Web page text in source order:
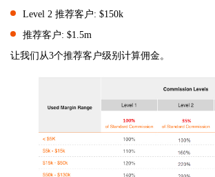
Level 2 推荐客户: $150k
推荐客户: $1.5m
让我们从3个推荐客户级别计算佣金。